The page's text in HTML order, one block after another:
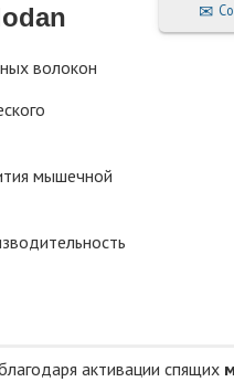
волокон
мышечной
активации спящих